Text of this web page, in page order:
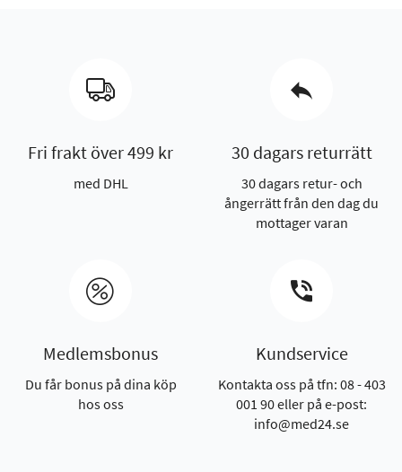
Fri frakt över 499 kr
med DHL
30 dagars returrätt
30 dagars retur- och
ångerrätt från den dag du
mottager varan
Medlemsbonus
Du får bonus på dina köp
hos oss
Kundservice
Kontakta oss på tfn: 08 - 403
001 90 eller på e-post:
info@med24.se